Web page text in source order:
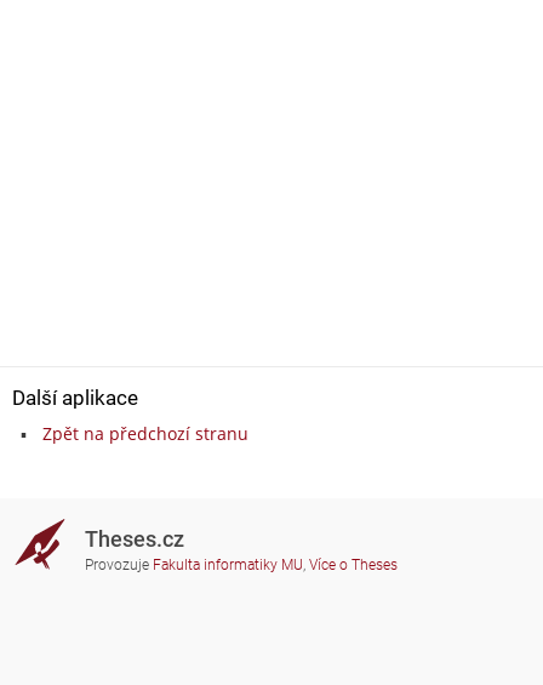
Další aplikace
Zpět na předchozí stranu
Theses.cz
Provozuje Fakulta informatiky MU, Více o Theses